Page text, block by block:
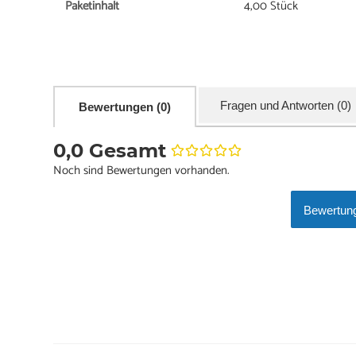
Paketinhalt
4,00 Stück
Bewertungen (0) Fragen und Antworten (0)
0,0 Gesamt
Noch sind Bewertungen vorhanden.